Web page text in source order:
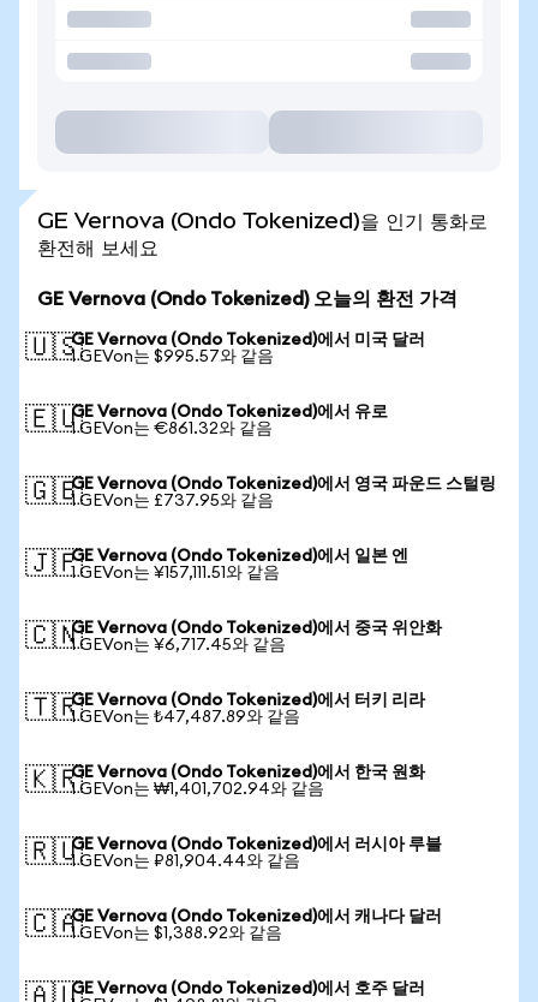
GE Vernova (Ondo Tokenized)을 인기 통화로
환전해 보세요
GE Vernova (Ondo Tokenized) 오늘의 환전 가격
🇺🇸GE Vernova (Ondo Tokenized)에서 미국 달러
1 GEVon는 $995.57와 같음
🇪🇺GE Vernova (Ondo Tokenized)에서 유로
1 GEVon는 €861.32와 같음
🇬🇧GE Vernova (Ondo Tokenized)에서 영국 파운드 스털링
1 GEVon는 £737.95와 같음
🇯🇵GE Vernova (Ondo Tokenized)에서 일본 엔
1 GEVon는 ¥157,111.51와 같음
🇨🇳GE Vernova (Ondo Tokenized)에서 중국 위안화
1 GEVon는 ¥6,717.45와 같음
🇹🇷GE Vernova (Ondo Tokenized)에서 터키 리라
1 GEVon는 ₺47,487.89와 같음
🇰🇷GE Vernova (Ondo Tokenized)에서 한국 원화
1 GEVon는 ₩1,401,702.94와 같음
🇷🇺GE Vernova (Ondo Tokenized)에서 러시아 루블
1 GEVon는 ₽81,904.44와 같음
🇨🇦GE Vernova (Ondo Tokenized)에서 캐나다 달러
1 GEVon는 $1,388.92와 같음
GE Vernova (Ondo Tokenized)에서 호주 달러